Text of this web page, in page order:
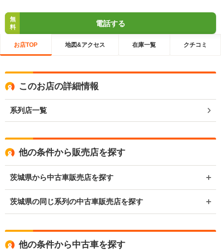
無
料
電話する
お店TOP 地図&アクセス 在庫一覧 クチコミ
このお店の詳細情報
系列店一覧
他の条件から販売店を探す
茨城県から中古車販売店を探す
茨城県の同じ系列の中古車販売店を探す
他の条件から中古車を探す